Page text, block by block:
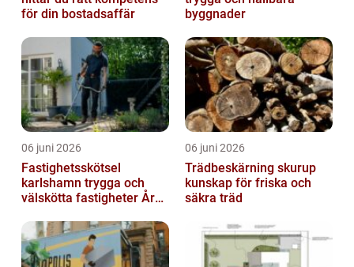
för din bostadsaffär
byggnader
06 juni 2026
Fastighetsskötsel
karlshamn trygga och
välskötta fastigheter Året
06 juni 2026
Trädbeskärning skurup
kunskap för friska och
säkra träd